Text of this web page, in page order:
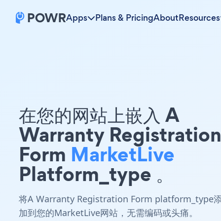
Apps Plans & PricingAboutResources
在您的网站上嵌入 A
Warranty Registration
Form MarketLive
Platform_type 。
将A Warranty Registration Form platform_type
加到您的MarketLive网站，无需编码或头痛。